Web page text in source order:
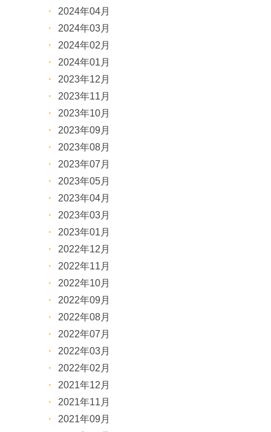
2024年04月
2024年03月
2024年02月
2024年01月
2023年12月
2023年11月
2023年10月
2023年09月
2023年08月
2023年07月
2023年05月
2023年04月
2023年03月
2023年01月
2022年12月
2022年11月
2022年10月
2022年09月
2022年08月
2022年07月
2022年03月
2022年02月
2021年12月
2021年11月
2021年09月